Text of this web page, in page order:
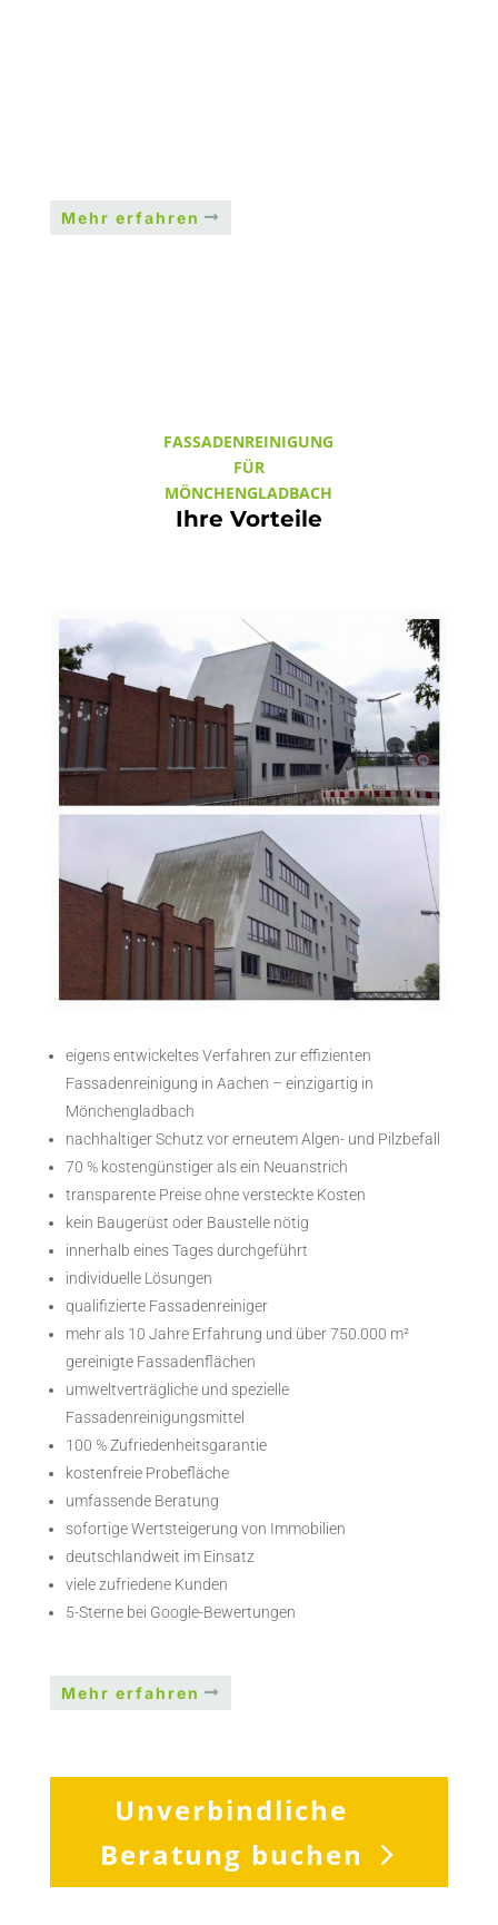
Mehr erfahren
FASSADENREINIGUNG
FÜR
MÖNCHENGLADBACH
Ihre Vorteile
eigens entwickeltes Verfahren zur effizienten
Fassadenreinigung in Aachen – einzigartig in
Mönchengladbach
nachhaltiger Schutz vor erneutem Algen- und Pilzbefall
70 % kostengünstiger als ein Neuanstrich
transparente Preise ohne versteckte Kosten
kein Baugerüst oder Baustelle nötig
innerhalb eines Tages durchgeführt
individuelle Lösungen
qualifizierte Fassadenreiniger
mehr als 10 Jahre Erfahrung und über 750.000 m²
gereinigte Fassadenflächen
umweltverträgliche und spezielle
Fassadenreinigungsmittel
100 % Zufriedenheitsgarantie
kostenfreie Probefläche
umfassende Beratung
sofortige Wertsteigerung von Immobilien
deutschlandweit im Einsatz
viele zufriedene Kunden
5-Sterne bei Google-Bewertungen
Mehr erfahren
Unverbindliche
Beratung buchen